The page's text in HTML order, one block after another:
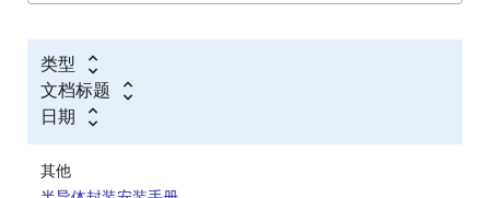
类型
文档标题
日期
其他